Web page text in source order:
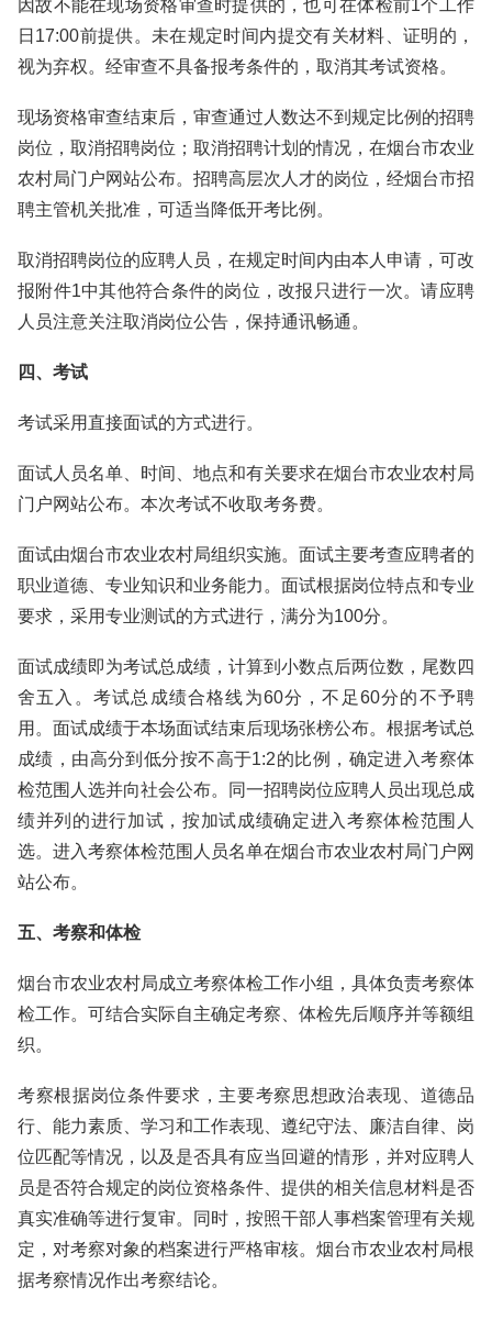
因故不能在现场资格审查时提供的，也可在体检前1个工作
日17:00前提供。未在规定时间内提交有关材料、证明的，
视为弃权。经审查不具备报考条件的，取消其考试资格。
现场资格审查结束后，审查通过人数达不到规定比例的招聘
岗位，取消招聘岗位；取消招聘计划的情况，在烟台市农业
农村局门户网站公布。招聘高层次人才的岗位，经烟台市招
聘主管机关批准，可适当降低开考比例。
取消招聘岗位的应聘人员，在规定时间内由本人申请，可改
报附件1中其他符合条件的岗位，改报只进行一次。请应聘
人员注意关注取消岗位公告，保持通讯畅通。
四、考试
考试采用直接面试的方式进行。
面试人员名单、时间、地点和有关要求在烟台市农业农村局
门户网站公布。本次考试不收取考务费。
面试由烟台市农业农村局组织实施。面试主要考查应聘者的
职业道德、专业知识和业务能力。面试根据岗位特点和专业
要求，采用专业测试的方式进行，满分为100分。
面试成绩即为考试总成绩，计算到小数点后两位数，尾数四
舍五入。考试总成绩合格线为60分，不足60分的不予聘
用。面试成绩于本场面试结束后现场张榜公布。根据考试总
成绩，由高分到低分按不高于1:2的比例，确定进入考察体
检范围人选并向社会公布。同一招聘岗位应聘人员出现总成
绩并列的进行加试，按加试成绩确定进入考察体检范围人
选。进入考察体检范围人员名单在烟台市农业农村局门户网
站公布。
五、考察和体检
烟台市农业农村局成立考察体检工作小组，具体负责考察体
检工作。可结合实际自主确定考察、体检先后顺序并等额组
织。
考察根据岗位条件要求，主要考察思想政治表现、道德品
行、能力素质、学习和工作表现、遵纪守法、廉洁自律、岗
位匹配等情况，以及是否具有应当回避的情形，并对应聘人
员是否符合规定的岗位资格条件、提供的相关信息材料是否
真实准确等进行复审。同时，按照干部人事档案管理有关规
定，对考察对象的档案进行严格审核。烟台市农业农村局根
据考察情况作出考察结论。